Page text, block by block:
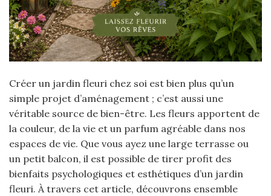
Créer un jardin fleuri chez soi est bien plus qu’un
simple projet d’aménagement ; c’est aussi une
véritable source de bien-être. Les fleurs apportent de
la couleur, de la vie et un parfum agréable dans nos
espaces de vie. Que vous ayez une large terrasse ou
un petit balcon, il est possible de tirer profit des
bienfaits psychologiques et esthétiques d’un jardin
fleuri. À travers cet article, découvrons ensemble